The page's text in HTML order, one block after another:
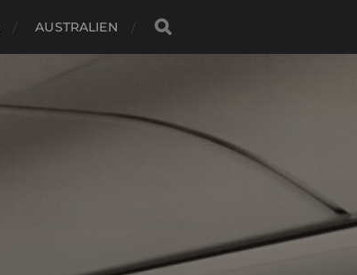
AUSTRALIEN